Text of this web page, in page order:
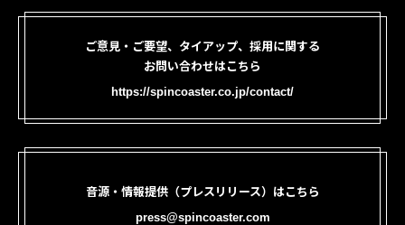
ご意見・ご要望、タイアップ、採用に関する
お問い合わせはこちら
https://spincoaster.co.jp/contact/
音源・情報提供（プレスリリース）はこちら
press@spincoaster.com